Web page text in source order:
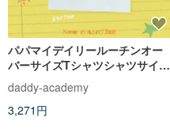
パパマイデイリールーチンオー
バーサイズTシャツシャツサイズ
オーバーホワイトかわいい。
daddy-academy
3,271円